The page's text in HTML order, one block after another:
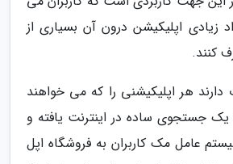
زیادی اپلیکیشن درون آن بسیاری از
کنند.
دارند هر اپلیکیشنی را که می خواهند
یک جستجوی ساده در اینترنت یافته و
عامل مک کاربران به فروشگاه اپل